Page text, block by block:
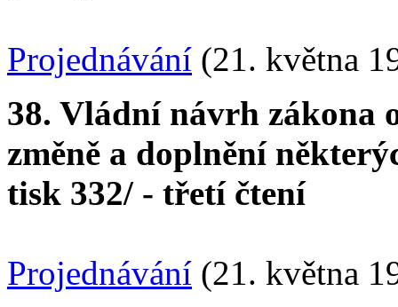
Projednávání (21. května
38. Vládní návrh zákona
změně a doplnění
tisk 332/ - třetí čtení
Projednávání (21. května